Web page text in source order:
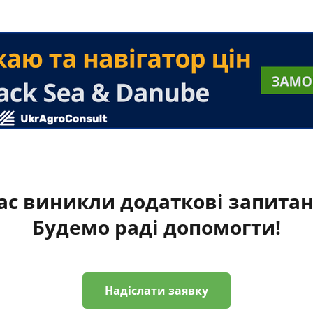
виникли додаткові
Будемо раді допомогти!
Надіслати заявку